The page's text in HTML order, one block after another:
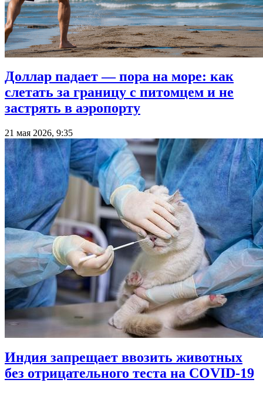
Доллар падает — пора на море: как
слетать за границу с питомцем и не
застрять в аэропорту
21 мая 2026, 9:35
Индия запрещает ввозить животных
без отрицательного теста на COVID-19